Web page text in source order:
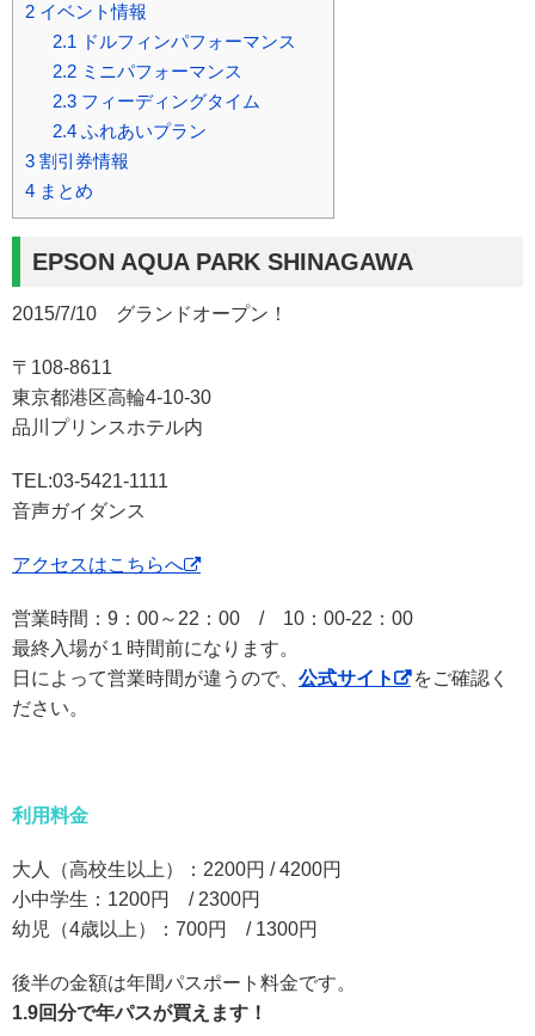
2 イベント情報
2.1 ドルフィンパフォーマンス
2.2ミニパフォーマンス
2.3フィーディングタイム
2.4ふれあいプラン
3 割引券情報
4 まとめ
EPSON AQUA PARK SHINAGAWA
2015/7/10 グランドオープン！
〒108-8611
東京都港区高輪4-10-30
品川プリンスホテル内
TEL:03-5421-1111
音声ガイダンス
アクセスはこちらへ
営業時間：9：00～22：00 / 10：00-22：00
最終入場が１時間前になります。
日によって営業時間が違うので、 公式サイト
をご確認く
ださい。
利用料金
大人（高校生以上）：2200円 / 4200円
小中学生：1200円 / 2300円
幼児（4歳以上）：700円 / 1300円
後半の金額は年間パスポート料金です。
1.9回分で年パスが買えます！